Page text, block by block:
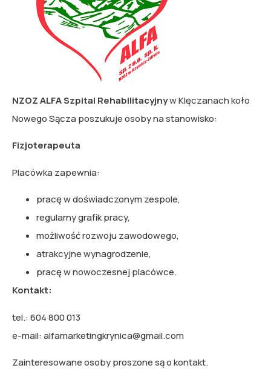
NZOZ ALFA Szpital Rehabilitacyjnyw Klęczanach koło
Nowego Sącza poszukuje osoby na stanowisko:
Fizjoterapeuta
Placówka zapewnia:
pracę w doświadczonym zespole,
regularny grafik pracy,
możliwość rozwoju zawodowego,
atrakcyjne wynagrodzenie,
pracę w nowoczesnej placówce.
Kontakt:
tel.: 604 800 013
e-mail:alfamarketingkrynica@gmail.com
Zainteresowane osoby proszone są o kontakt.